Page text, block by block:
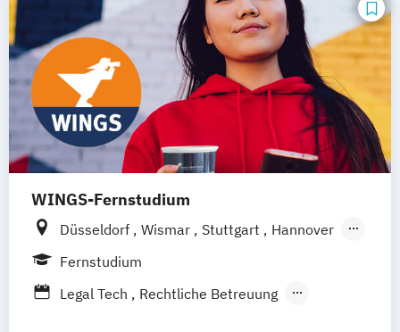
WINGS-Fernstudium
Düsseldorf Wismar Stuttgart
Hannover
Leipzig
Frankfurt am Main
Nürnberg
Fernstudium
Legal Tech
Rechtliche Betreuung